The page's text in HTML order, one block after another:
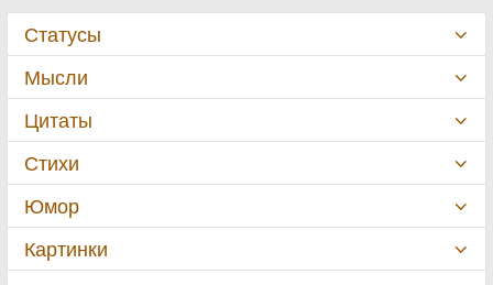
Статусы
Мысли
Цитаты
Стихи
Юмор
Картинки